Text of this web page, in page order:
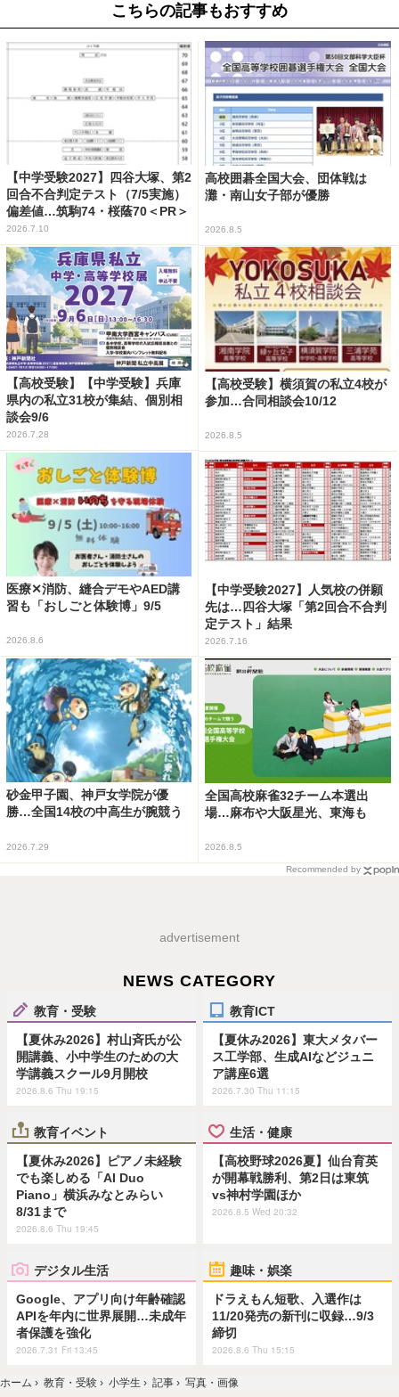
こちらの記事もおすすめ
【中学受験2027】四谷大塚、第2
回合不合判定テスト（7/5実施）
偏差値…筑駒74・桜蔭70＜PR＞
2026.7.10
高校囲碁全国大会、団体戦は
灘・南山女子部が優勝
2026.8.5
【高校受験】【中学受験】兵庫
県内の私立31校が集結、個別相
談会9/6
2026.7.28
【高校受験】横須賀の私立4校が
参加…合同相談会10/12
2026.8.5
医療✕消防、縫合デモやAED講
習も「おしごと体験博」9/5
2026.8.6
【中学受験2027】人気校の併願
先は…四谷大塚「第2回合不合判
定テスト」結果
2026.7.16
砂金甲子園、神戸女学院が優
勝…全国14校の中高生が腕競う
2026.7.29
全国高校麻雀32チーム本選出
場…麻布や大阪星光、東海も
2026.8.5
Recommended by
advertisement
NEWS CATEGORY
教育・受験
【夏休み2026】村山斉氏が公
開講義、小中学生のための大
学講義スクール9月開校
2026.8.6 Thu 19:15
教育ICT
【夏休み2026】東大メタバー
ス工学部、生成AIなどジュニ
ア講座6選
2026.7.30 Thu 11:15
教育イベント
【夏休み2026】ピアノ未経験
でも楽しめる「AI Duo
Piano」横浜みなとみらい
8/31まで
2026.8.6 Thu 19:45
生活・健康
【高校野球2026夏】仙台育英
が開幕戦勝利、第2日は東筑
vs神村学園ほか
2026.8.5 Wed 20:32
デジタル生活
Google、アプリ向け年齢確認
APIを年内に世界展開…未成年
者保護を強化
2026.7.31 Fri 13:45
趣味・娯楽
ドラえもん短歌、入選作は
11/20発売の新刊に収録…9/3
締切
2026.8.6 Thu 15:15
ホーム › 教育・受験 › 小学生 › 記事 › 写真・画像